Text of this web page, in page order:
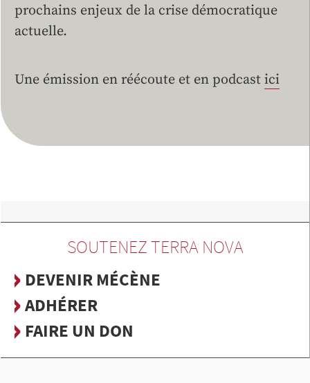
prochains enjeux de la crise démocratique
actuelle.
Une émission en réécoute et en podcast ici
SOUTENEZ TERRA NOVA
DEVENIR MÉCÈNE
ADHÉRER
FAIRE UN DON